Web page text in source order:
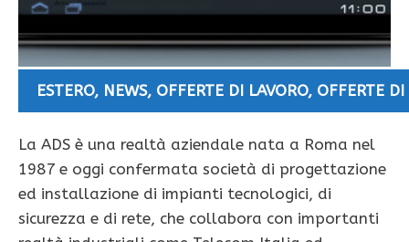
ESTERO, NEWS, OFFERTE DI LAVORO, OFFERTE
La ADS è una realtà aziendale nata a Roma nel
1987 e oggi confermata società di progettazione
ed installazione di impianti tecnologici, di
sicurezza e di rete, che collabora con importanti